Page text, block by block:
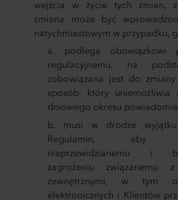
wejścia w życie tych zmian, z
zmiana może być
natychmiastowym w przypadku,
podlega obowiązkowi
regulacyjnemu, na
zobowiązana jest do
sposób, który uniemożliwia
dniowego okresu
musi w drodze
Regulamin, aby
nieprzewidzianemu i
zagrożeniu związanemu z
zewnętrznymi, w tym
elektronicznych i Klientów